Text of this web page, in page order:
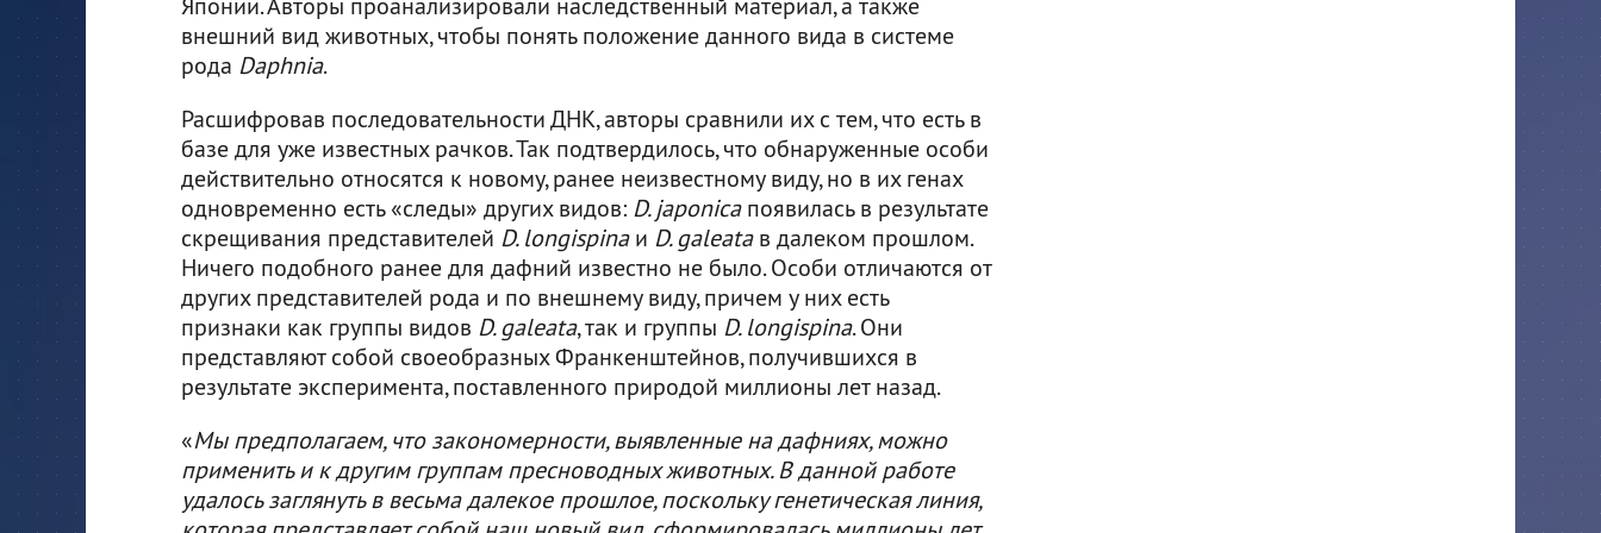
внешний вид животных, чтобы понять положение данного вида в системе
рода Daphnia.
Расшифровав последовательности ДНК, авторы сравнили их с тем, что есть в
базе для уже известных рачков. Так подтвердилось, что обнаруженные особи
действительно относятся к новому, ранее неизвестному виду, но в их генах
одновременно есть «следы» других видов: D. japonicaпоявилась в результате
скрещивания представителей D. longispinaи D. galeataв далеком прошлом.
Ничего подобного ранее для дафний известно не было. Особи отличаются от
других представителей рода и по внешнему виду, причем у них есть
признаки как группы видов D. galeata, так и группы D. longispina. Они
представляют собой своеобразных Франкенштейнов, получившихся в
результате эксперимента, поставленного природой миллионы лет назад.
«Мы предполагаем, что закономерности, выявленные на дафниях, можно
применить и к другим группам пресноводных животных. В данной работе
удалось заглянуть в весьма далекое прошлое, поскольку генетическая линия,